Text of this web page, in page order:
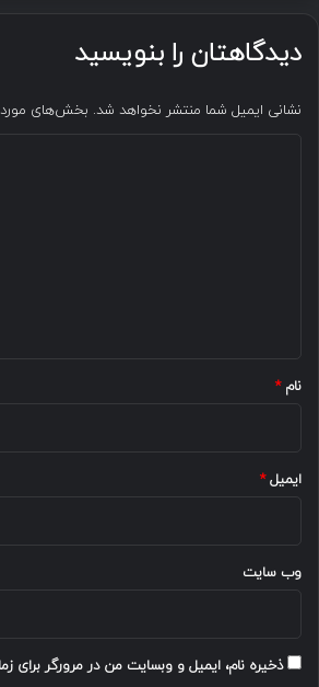
دیدگاهتان را بنویسید
نشانی ایمیل شما منتشر نخواهد شد. بخش‌های
نام*
ایمیل*
وب‌ سایت
ذخیره نام، ایمیل و وبسایت من در مرورگر برای